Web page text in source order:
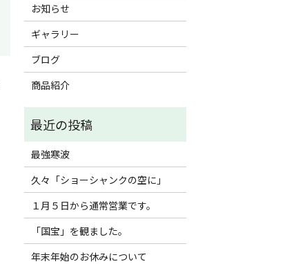
お知らせ
ギャラリー
ブログ
商品紹介
最強寒波
久々「ショーシャンクの空に」
１月５日から通常営業です。
「国宝」を観ました。
年末年始のお休みについて